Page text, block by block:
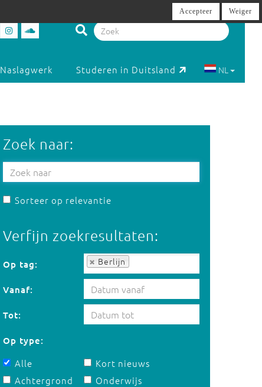
Naslagwerk Studeren in Duitsland NL
Zoek naar:
Sorteer op relevantie
Verfijn zoekresultaten:
Op tag: Berlijn
Op tag:
Vanaf:
Tot:
Op type:
Alle
Achtergrond
Kort nieuws
Onderwijs
Accepteer Weiger